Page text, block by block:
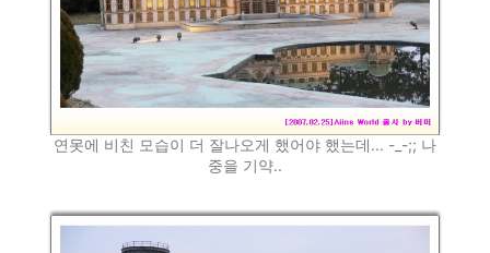
연못에 비친 모습이 더 잘나오게 했어야 했는데... -_-;; 나
중을 기약..